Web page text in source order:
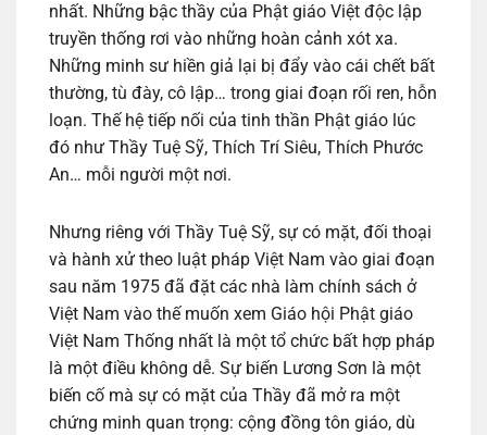
nhất. Những bậc thầy của Phật giáo Việt độc lập
truyền thống rơi vào những hoàn cảnh xót xa.
Những minh sư hiền giả lại bị đẩy vào cái chết bất
thường, tù đày, cô lập… trong giai đoạn rối ren, hỗn
loạn. Thế hệ tiếp nối của tinh thần Phật giáo lúc
đó như Thầy Tuệ Sỹ, Thích Trí Siêu, Thích Phước
An… mỗi người một nơi.
Nhưng riêng với Thầy Tuệ Sỹ, sự có mặt, đối thoại
và hành xử theo luật pháp Việt Nam vào giai đoạn
sau năm 1975 đã đặt các nhà làm chính sách ở
Việt Nam vào thế muốn xem Giáo hội Phật giáo
Việt Nam Thống nhất là một tổ chức bất hợp pháp
là một điều không dễ. Sự biến Lương Sơn là một
biến cố mà sự có mặt của Thầy đã mở ra một
chứng minh quan trọng: cộng đồng tôn giáo, dù